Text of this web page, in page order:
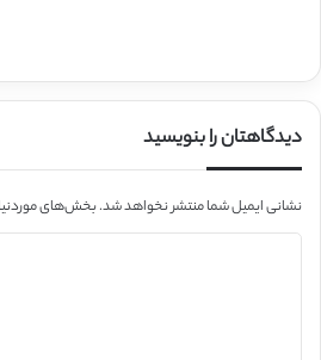
دیدگاهتان را بنویسید
نشانی ایمیل شما منتشر نخواهد شد.بخش‌های